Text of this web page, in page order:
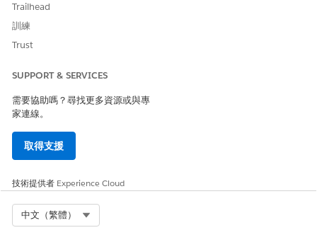
Trailhead
訓練
Trust
SUPPORT & SERVICES
需要協助嗎？尋找更多資源或與專
家連線。
取得支援
技術提供者 Experience Cloud
中文（繁體）